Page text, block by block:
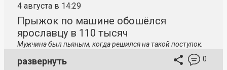
4 августа в 14:29
Прыжок по машине обошёлся
ярославцу в 110 тысяч
Мужчина был пьяным, когда решился на такой поступок.
развернуть 0